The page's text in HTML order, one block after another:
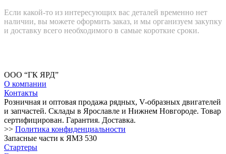
Если какой-то из интересующих вас деталей временно нет
наличии, вы можете оформить заказ, и мы организуем закупку
и доставку всего необходимого в самые короткие сроки.
ООО “ГК ЯРД”
О компании
Контакты
Розничная и оптовая продажа рядных, V-образных двигателей
и запчастей. Склады в Ярославле и Нижнем Новгороде. Товар
сертифицирован. Гарантия. Доставка.
>> Политика конфиденциальности
Запасные части к ЯМЗ 530
Стартеры